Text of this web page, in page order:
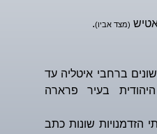
(מצד אביו).
שונים ברחבי איטליה עד
בעיר פרארה
שונות כתב